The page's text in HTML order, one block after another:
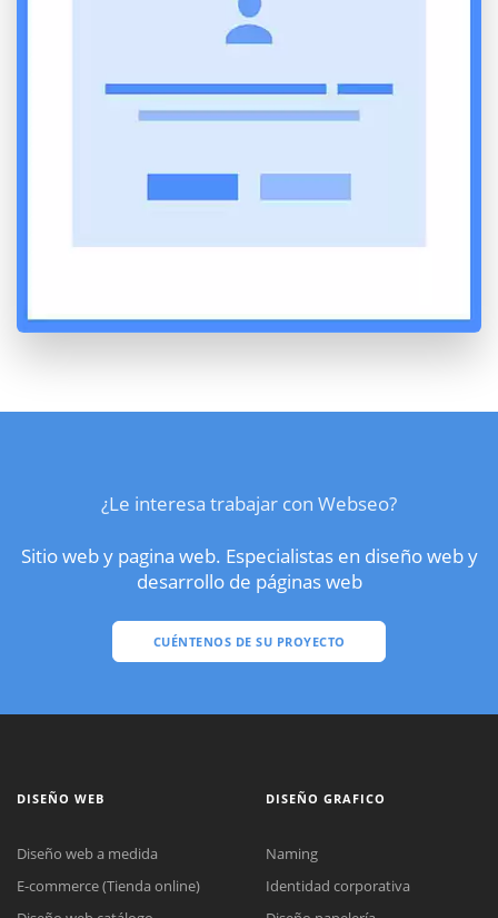
¿Le interesa trabajar con Webseo?
Sitio web y pagina web. Especialistas en diseño web y
desarrollo de páginas web
CUÉNTENOS DE SU PROYECTO
DISEÑO WEB
Diseño web a medida
E-commerce (Tienda online)
DISEÑO GRAFICO
Naming
Identidad corporativa